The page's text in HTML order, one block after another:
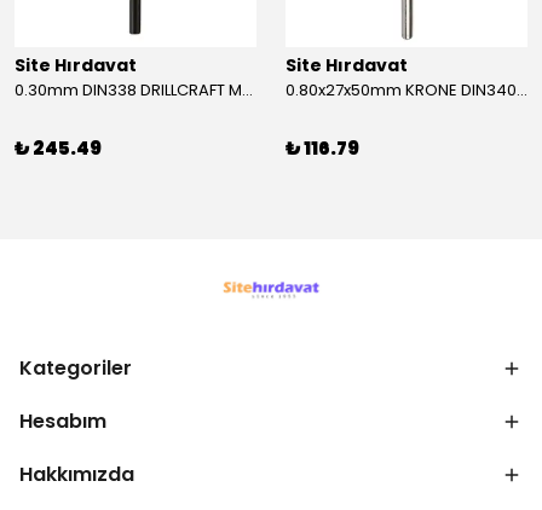
Site Hırdavat
0.30mm DIN338 DRILLCRAFT MATKAP UCU HSS 10 Adet
₺ 245.49
Site Hırdavat
0.80x27x50mm KRONE DIN340 UZUN MATKAP UCU HSS 10 Adet
₺ 116.79
Kategoriler
Hesabım
Hakkımızda